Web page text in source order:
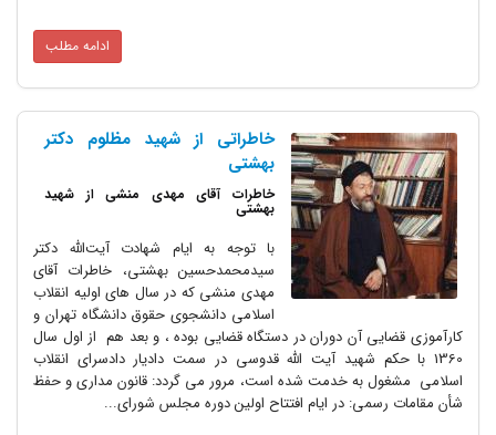
ادامه مطلب
خاطراتی از شهید مظلوم دکتر
بهشتی
خاطرات آقای مهدی منشی از شهید
بهشتی
با توجه به ایام شهادت آیت‌الله دکتر
سیدمحمدحسین بهشتی، خاطرات آقای
مهدی منشی که در سال های اولیه انقلاب
اسلامی دانشجوی حقوق دانشگاه تهران و
کارآموزی قضایی آن دوران در دستگاه قضایی بوده ، و بعد هم از اول سال
1360 با حکم شهید آیت الله قدوسی در سمت دادیار دادسرای انقلاب
اسلامی مشغول به خدمت شده است، مرور می گردد: قانون مداری و حفظ
شأن مقامات رسمی: در ایام افتتاح اولین دوره مجلس شورای...